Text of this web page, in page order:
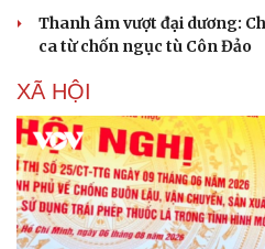
Âm nhạc
Thanh âm vượt đại dương:
ca từ chốn ngục tù Côn Đảo
XÃ HỘI